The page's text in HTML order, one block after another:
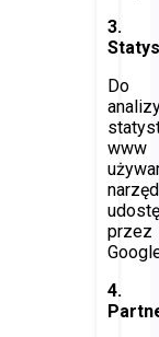
3.
Do
www
przez
4.